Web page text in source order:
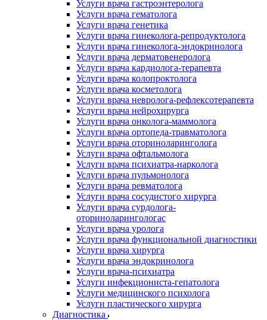
Услуги врача гастроэнтеролога
Услуги врача гематолога
Услуги врача генетика
Услуги врача гинеколога-репродуктолога
Услуги врача гинеколога-эндокринолога
Услуги врача дерматовенеролога
Услуги врача кардиолога-терапевта
Услуги врача колопроктолога
Услуги врача косметолога
Услуги врача невролога-рефлексотерапевта
Услуги врача нейрохирурга
Услуги врача онколога-маммолога
Услуги врача ортопеда-травматолога
Услуги врача оториноларинголога
Услуги врача офтальмолога
Услуги врача психиатра-нарколога
Услуги врача пульмонолога
Услуги врача ревматолога
Услуги врача сосудистого хирурга
Услуги врача сурдолога-
оториноларингологас
Услуги врача уролога
Услуги врача функциональной диагностики
Услуги врача хирурга
Услуги врача эндокринолога
Услуги врача-психиатра
Услуги инфекциониста-гепатолога
Услуги медицинского психолога
Услуги пластического хирурга
Диагностика